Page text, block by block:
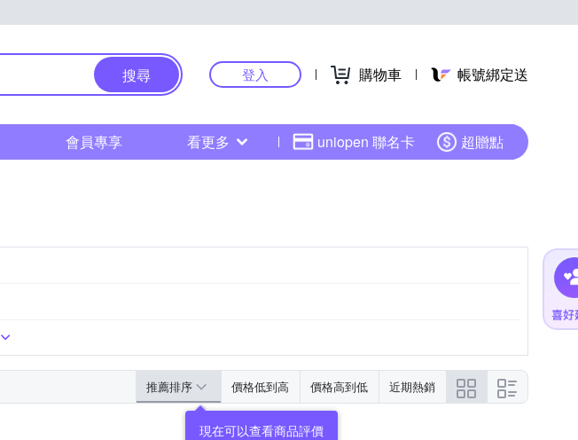
搜尋 登入 購物車 帳號綁定送
會員專享 看更多 uniopen 聯名卡 超贈點
推薦排序 價格低到高 價格高到低 近期熱銷
現在可以查看商品評價